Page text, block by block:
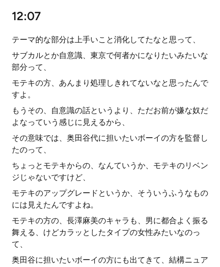
12:07
テーマ的な部分は上手いこと消化してたなと思って、
サブカルとか自意識、東京で何者かになりたいみたいな
部分って、
モテキの方、あんまり処理しきれてないなと思ったんで
すよ。
もうその、自意識の話というより、ただお前が嫌な奴だ
よなっていう感じに見えるから、
その意味では、奥田谷代に担いたいボーイの方を監督し
たのって、
ちょっとモテキからの、なんていうか、モテキのリベン
ジじゃないですけど、
モテキのアップグレードというか、そういうふうなもの
には見えたんですよね。
モテキの方の、長澤麻美のキャラも、男に都合よく振る
舞える、けどカラッとしたタイプの女性みたいなのっ
て、
奥田谷に担いたいボーイの方にも出てきて、結構ニュア